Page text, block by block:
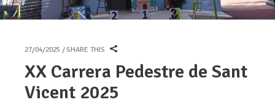
27/04/2025 SHARE THIS
XX Carrera Pedestre de Sant
Vicent 2025